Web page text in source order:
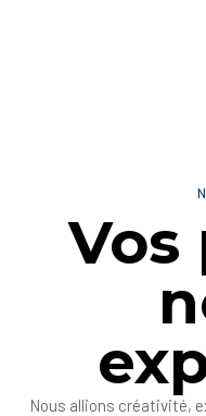
Vos
Nous allions créativité,